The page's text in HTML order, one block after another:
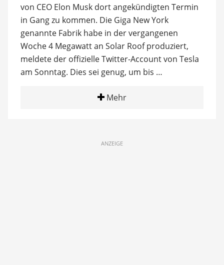
von CEO Elon Musk dort angekündigten Termin
in Gang zu kommen. Die Giga New York
genannte Fabrik habe in der vergangenen
Woche 4 Megawatt an Solar Roof produziert,
meldete der offizielle Twitter-Account von Tesla
am Sonntag. Dies sei genug, um bis …
Mehr
ANZEIGE